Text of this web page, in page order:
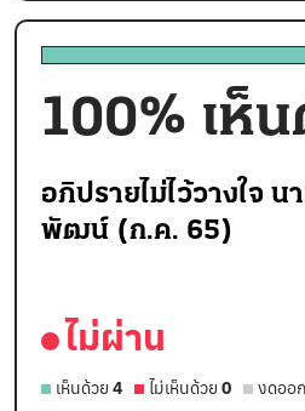
100% เห็
อภิปรายไม่ไว้วางใจ
พัฒน์ (ก.ค. 65)
ไม่ผ่าน
เห็นด้วย 4 ไม่เห็นด้วย 0 งดออ